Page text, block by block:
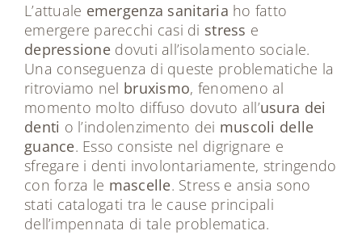
Contatti
L’attuale emergenza sanitaria ho fatto
emergere parecchi casi di stress e
depressionedovuti all’isolamento sociale.
Una conseguenza di queste problematiche la
ritroviamo nel bruxismo, fenomeno al
momento molto diffuso dovuto all’usura dei
denti o l’indolenzimento dei muscoli delle
guance. Esso consiste nel digrignare e
sfregare i denti involontariamente, stringendo
con forza le mascelle. Stress e ansia sono
stati catalogati tra le cause principali
dell’impennata di tale problematica.